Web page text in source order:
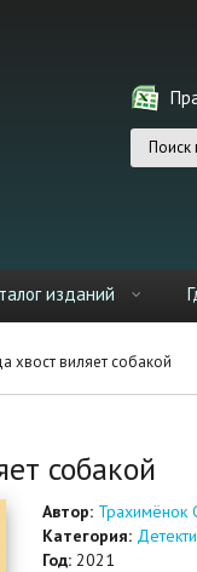
изданий
хвост виляет собакой
собакой
Автор: Трахимёнок
Категория:
Год: 2021